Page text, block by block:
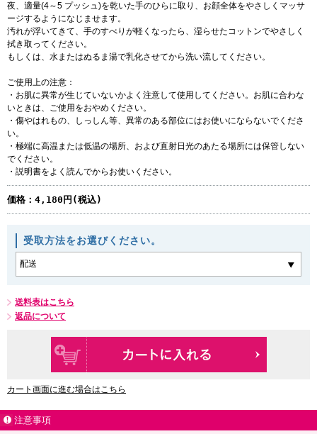
夜、適量(4～5 プッシュ)を乾いた手のひらに取り、お顔全体をやさしくマッサ
ージするようになじませます。
汚れが浮いてきて、手のすべりが軽くなったら、湿らせたコットンでやさしく
拭き取ってください。
もしくは、水またはぬるま湯で乳化させてから洗い流してください。
ご使用上の注意：
・お肌に異常が生じていないかよく注意して使用してください。お肌に合わな
いときは、ご使用をおやめください。
・傷やはれもの、しっしん等、異常のある部位にはお使いにならないでくださ
い。
・極端に高温または低温の場所、および直射日光のあたる場所には保管しない
でください。
・説明書をよく読んでからお使いください。
価格： 4,180円(税込)
受取方法をお選びください。
送料表はこちら
返品について
カート画面に進む場合はこちら
注意事項